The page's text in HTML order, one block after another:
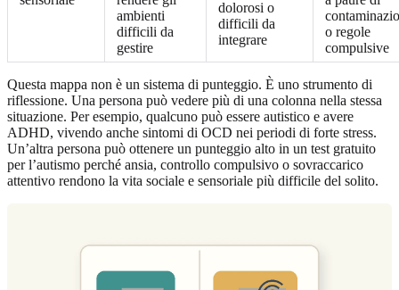
ambienti
difficili da
gestire
dolorosi o
difficili da
integrare
o regole
compulsive
Questa mappa non è un sistema di punteggio. È uno strumento di
riflessione. Una persona può vedere più di una colonna nella stessa
situazione. Per esempio, qualcuno può essere autistico e avere
ADHD, vivendo anche sintomi di OCD nei periodi di forte stress.
Un’altra persona può ottenere un punteggio alto in un test gratuito
per l’autismo perché ansia, controllo compulsivo o sovraccarico
attentivo rendono la vita sociale e sensoriale più difficile del solito.